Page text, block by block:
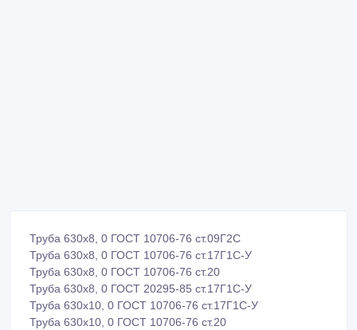
Труба 630х8, 0 ГОСТ 10706-76 ст.09Г2С
Труба 630х8, 0 ГОСТ 10706-76 ст.17Г1С-У
Труба 630х8, 0 ГОСТ 10706-76 ст.20
Труба 630х8, 0 ГОСТ 20295-85 ст.17Г1С-У
Труба 630х10, 0 ГОСТ 10706-76 ст.17Г1С-У
Труба 630х10, 0 ГОСТ 10706-76 ст.20